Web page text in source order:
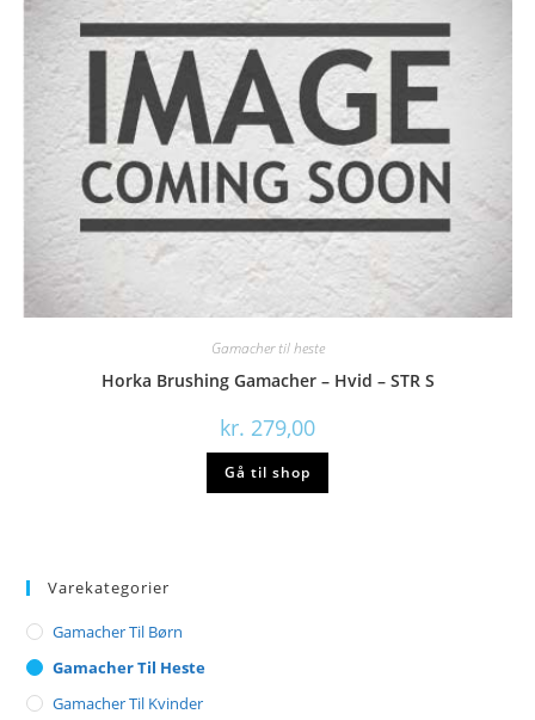
Gamacher til heste
Horka Brushing Gamacher – Hvid – STR S
kr. 279,00
Gå til shop
Varekategorier
Gamacher Til Børn
Gamacher Til Heste
Gamacher Til Kvinder